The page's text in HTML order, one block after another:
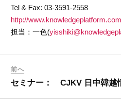
Tel & Fax: 03-3591-2558
http://
担当：一色(
前へ
セミナー： CJKV 日中韓越